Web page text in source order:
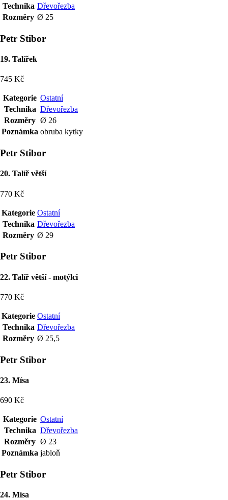
Technika Dřevořezba
Rozměry Ø 25
Petr Stibor
19. Talířek
745 Kč
Kategorie Ostatní
Technika Dřevořezba
Rozměry Ø 26
Poznámka obruba kytky
Petr Stibor
20. Talíř větší
770 Kč
Kategorie Ostatní
Technika Dřevořezba
Rozměry Ø 29
Petr Stibor
22. Talíř větší - motýlci
770 Kč
Kategorie Ostatní
Technika Dřevořezba
Rozměry Ø 25,5
Petr Stibor
23. Mísa
690 Kč
Kategorie Ostatní
Technika Dřevořezba
Rozměry Ø 23
Poznámka jabloň
Petr Stibor
24. Mísa